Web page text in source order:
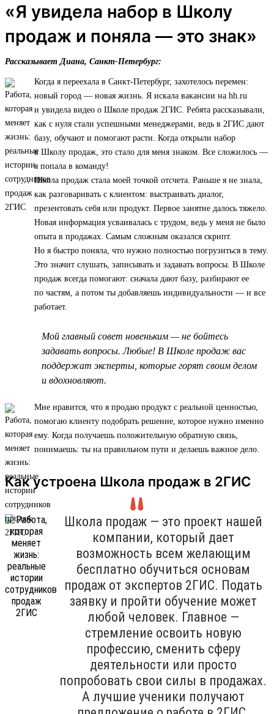
«Я увидела набор в Школу
продаж и поняла — это знак»
Рассказывает Диана, Санкт-Петербург:
Когда я переехала в Санкт-Петербург, захотелось перемен:
новый город — новая жизнь. Я искала вакансии на hh.ru
и увидела видео о Школе продаж 2ГИС. Ребята рассказывали,
как с нуля стали успешными менеджерами, ведь в 2ГИС дают
базу, обучают и помогают расти. Когда открыли набор
в Школу продаж, это стало для меня знаком. Все сложилось —
я попала в команду!
Школа продаж стала моей точкой отсчета. Раньше я не знала,
как разговаривать с клиентом: выстраивать диалог,
презентовать себя или продукт. Первое занятие далось тяжело.
Новая информация усваивалась с трудом, ведь у меня не было
опыта в продажах. Самым сложным оказался скрипт.
Но я быстро поняла, что нужно полностью погрузиться в тему.
Это значит слушать, записывать и задавать вопросы. В Школе
продаж всегда помогают: сначала дают базу, разбирают ее
по частям, а потом ты добавляешь индивидуальности — и все
работает.
Мой главный совет новеньким — не бойтесь
задавать вопросы. Любые! В Школе продаж вас
поддержат эксперты, которые горят своим делом
и вдохновляют.
Мне нравится, что я продаю продукт с реальной ценностью,
помогаю клиенту подобрать решение, которое нужно именно
ему. Когда получаешь положительную обратную связь,
понимаешь: ты на правильном пути и делаешь важное дело.
Как устроена Школа продаж в 2ГИС
Школа продаж — это проект нашей
компании, который дает
возможность всем желающим
бесплатно обучиться основам
продаж от экспертов 2ГИС. Подать
заявку и пройти обучение может
любой человек. Главное —
стремление освоить новую
профессию, сменить сферу
деятельности или просто
попробовать свои силы в продажах.
А лучшие ученики получают